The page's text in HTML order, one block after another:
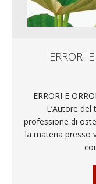
ERRORI
ERRORI E
L’Autore
professione di
la materia presso